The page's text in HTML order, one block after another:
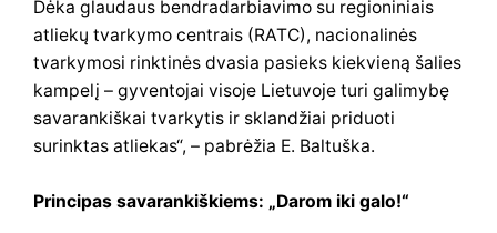
Dėka glaudaus bendradarbiavimo su regioniniais
atliekų tvarkymo centrais (RATC), nacionalinės
tvarkymosi rinktinės dvasia pasieks kiekvieną šalies
kampelį – gyventojai visoje Lietuvoje turi galimybę
savarankiškai tvarkytis ir sklandžiai priduoti
surinktas atliekas“, – pabrėžia E. Baltuška.
Principas savarankiškiems: „Darom iki galo!“